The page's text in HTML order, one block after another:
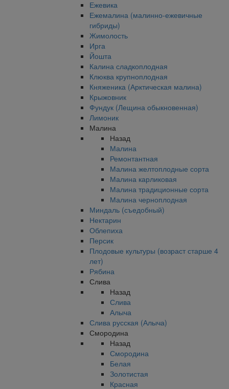
Ежевика
Ежемалина (малинно-ежевичные
гибриды)
Жимолость
Ирга
Йошта
Калина сладкоплодная
Клюква крупноплодная
Княженика (Арктическая малина)
Крыжовник
Фундук (Лещина обыкновенная)
Лимоник
Малина
Назад
Малина
Ремонтантная
Малина желтоплодные сорта
Малина карликовая
Малина традиционные сорта
Малина черноплодная
Миндаль (съедобный)
Нектарин
Облепиха
Персик
Плодовые культуры (возраст старше 4
лет)
Рябина
Слива
Назад
Слива
Алыча
Слива русская (Алыча)
Смородина
Назад
Смородина
Белая
Золотистая
Красная